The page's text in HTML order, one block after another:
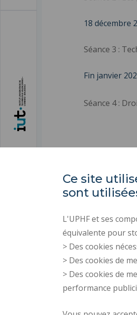
18 décembre
Séance 3 :
Fin janvier
Séance 4 :
Ce site
sont
L'UPHF et ses
équivalente pour
> Des cookies
> Des cookies de
> Des cookies de
performance